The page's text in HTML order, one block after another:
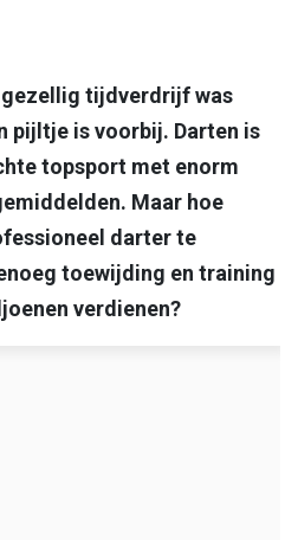
Mail
via link
tijdverdrijf was
pijltje is voorbij. Darten is
topsport met enorm
Maar hoe
darter te
toewijding en training
verdienen?